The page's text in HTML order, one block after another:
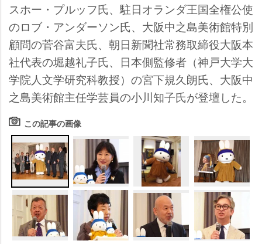
スホー・プルッフ氏、駐日オランダ王国全権公使
のロブ・アンダーソン氏、大阪中之島美術館特別
顧問の菅谷富夫氏、朝日新聞社常務取締役大阪本
社代表の堀越礼子氏、日本側監修者（神戸大学大
学院人文学研究科教授）の宮下規久朗氏、大阪中
之島美術館主任学芸員の小川知子氏が登壇した。
この記事の画像